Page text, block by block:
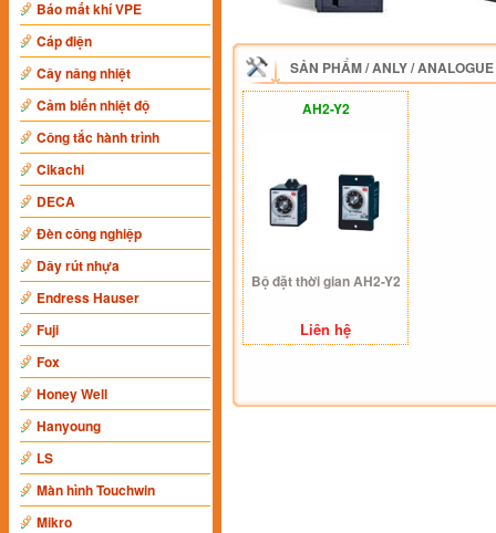
Báo mất khí VPE
Cáp điện
Cây nâng nhiệt
Cảm biến nhiệt độ
Công tắc hành trình
Cikachi
DECA
Đèn công nghiệp
Dây rút nhựa
Endress Hauser
Fuji
Fox
Honey Well
Hanyoung
LS
Màn hình Touchwin
Mikro
SẢN PHẨM/ANLY/
AH2-Y2
Bộ đặt thời gian AH2-Y2
Liên hệ